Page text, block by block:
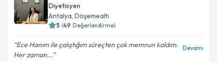
Diyetisyen
Antalya, Döşemealtı
5 (49 Değerlendirme)
Ece Hanım ile çalıştığım süreçten çok memnun kaldım.
Her zaman...
Devamı